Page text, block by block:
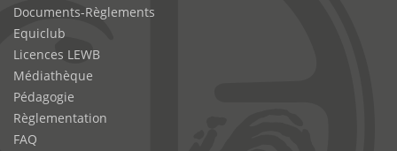
Documents-Règlements
Equiclub
Licences LEWB
Médiathèque
Pédagogie
Règlementation
FAQ